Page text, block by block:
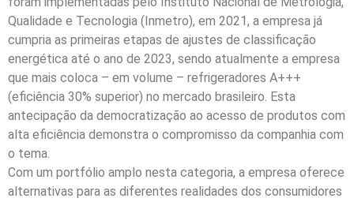
Qualidade e Tecnologia (Inmetro), em 2021, a empresa já
cumpria as primeiras etapas de ajustes de classificação
energética até o ano de 2023, sendo atualmente a empresa
que mais coloca – em volume – refrigeradores A+++
(eficiência 30% superior) no mercado brasileiro. Esta
antecipação da democratização ao acesso de produtos com
alta eficiência demonstra o compromisso da companhia com
o tema.
Com um portfólio amplo nesta categoria, a empresa oferece
alternativas para as diferentes realidades dos consumidores